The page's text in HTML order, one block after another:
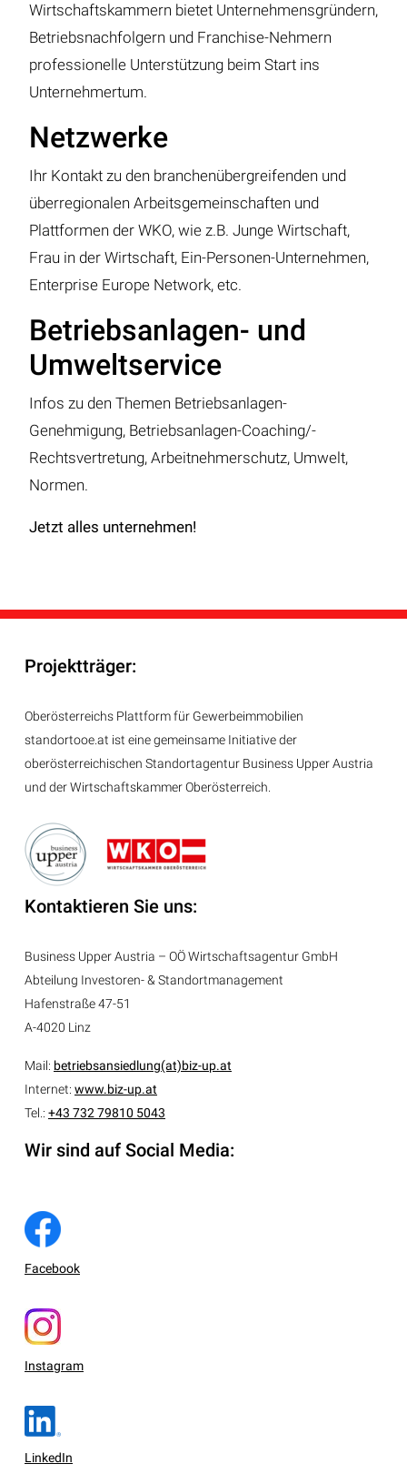
Wirtschaftskammern bietet Unternehmensgründern,
Betriebsnachfolgern und Franchise-Nehmern
professionelle Unterstützung beim Start ins
Unternehmertum.
Netzwerke
Ihr Kontakt zu den branchenübergreifenden und
überregionalen Arbeitsgemeinschaften und
Plattformen der WKO, wie z.B. Junge Wirtschaft,
Frau in der Wirtschaft, Ein-Personen-Unternehmen,
Enterprise Europe Network, etc.
Betriebsanlagen- und
Umweltservice
Infos zu den Themen Betriebsanlagen-
Genehmigung, Betriebsanlagen-Coaching/-
Rechtsvertretung, Arbeitnehmerschutz, Umwelt,
Normen.
Jetzt alles unternehmen!
Projektträger:
Oberösterreichs Plattform für Gewerbeimmobilien
standortooe.at ist eine gemeinsame Initiative der
oberösterreichischen Standortagentur Business Upper Austria
und der Wirtschaftskammer Oberösterreich.
Kontaktieren Sie uns:
Business Upper Austria – OÖ Wirtschaftsagentur GmbH
Abteilung Investoren- & Standortmanagement
Hafenstraße 47-51
A-4020 Linz
Mail: betriebsansiedlung(at)biz-up.at
Internet: www.biz-up.at
Tel.: +43 732 79810 5043
Wir sind auf Social Media:
Facebook
Instagram
LinkedIn